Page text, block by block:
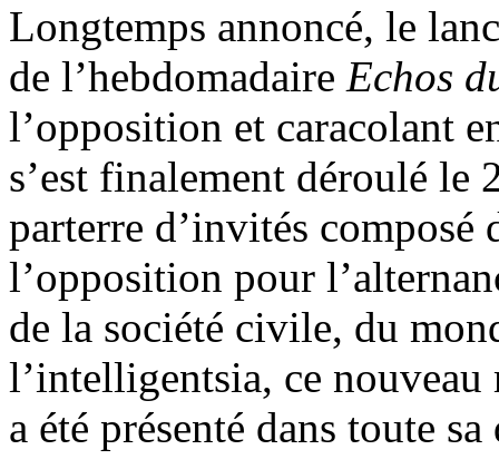
Longtemps annoncé, le
de l’hebdomadaire Echos
l’opposition et caracolant
s’est finalement déroulé
parterre d’invités composé
l’opposition pour
de la société civile, du
l’intelligentsia, ce
a été présenté dans toute